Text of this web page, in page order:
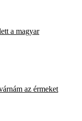
a magyar
az érmeket